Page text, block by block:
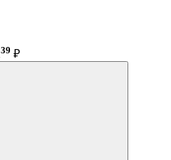
39 ₽